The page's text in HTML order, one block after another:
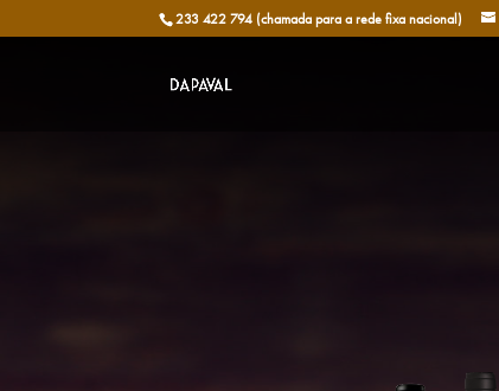
233 422 794 (chamada para a rede fixa nacional)